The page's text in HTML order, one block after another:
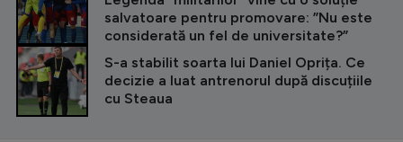
salvatoare pentru promovare: ”Nu este
considerată un fel de universitate?”
S-a stabilit soarta lui Daniel Oprița. Ce
decizie a luat antrenorul după discuțiile
cu Steaua